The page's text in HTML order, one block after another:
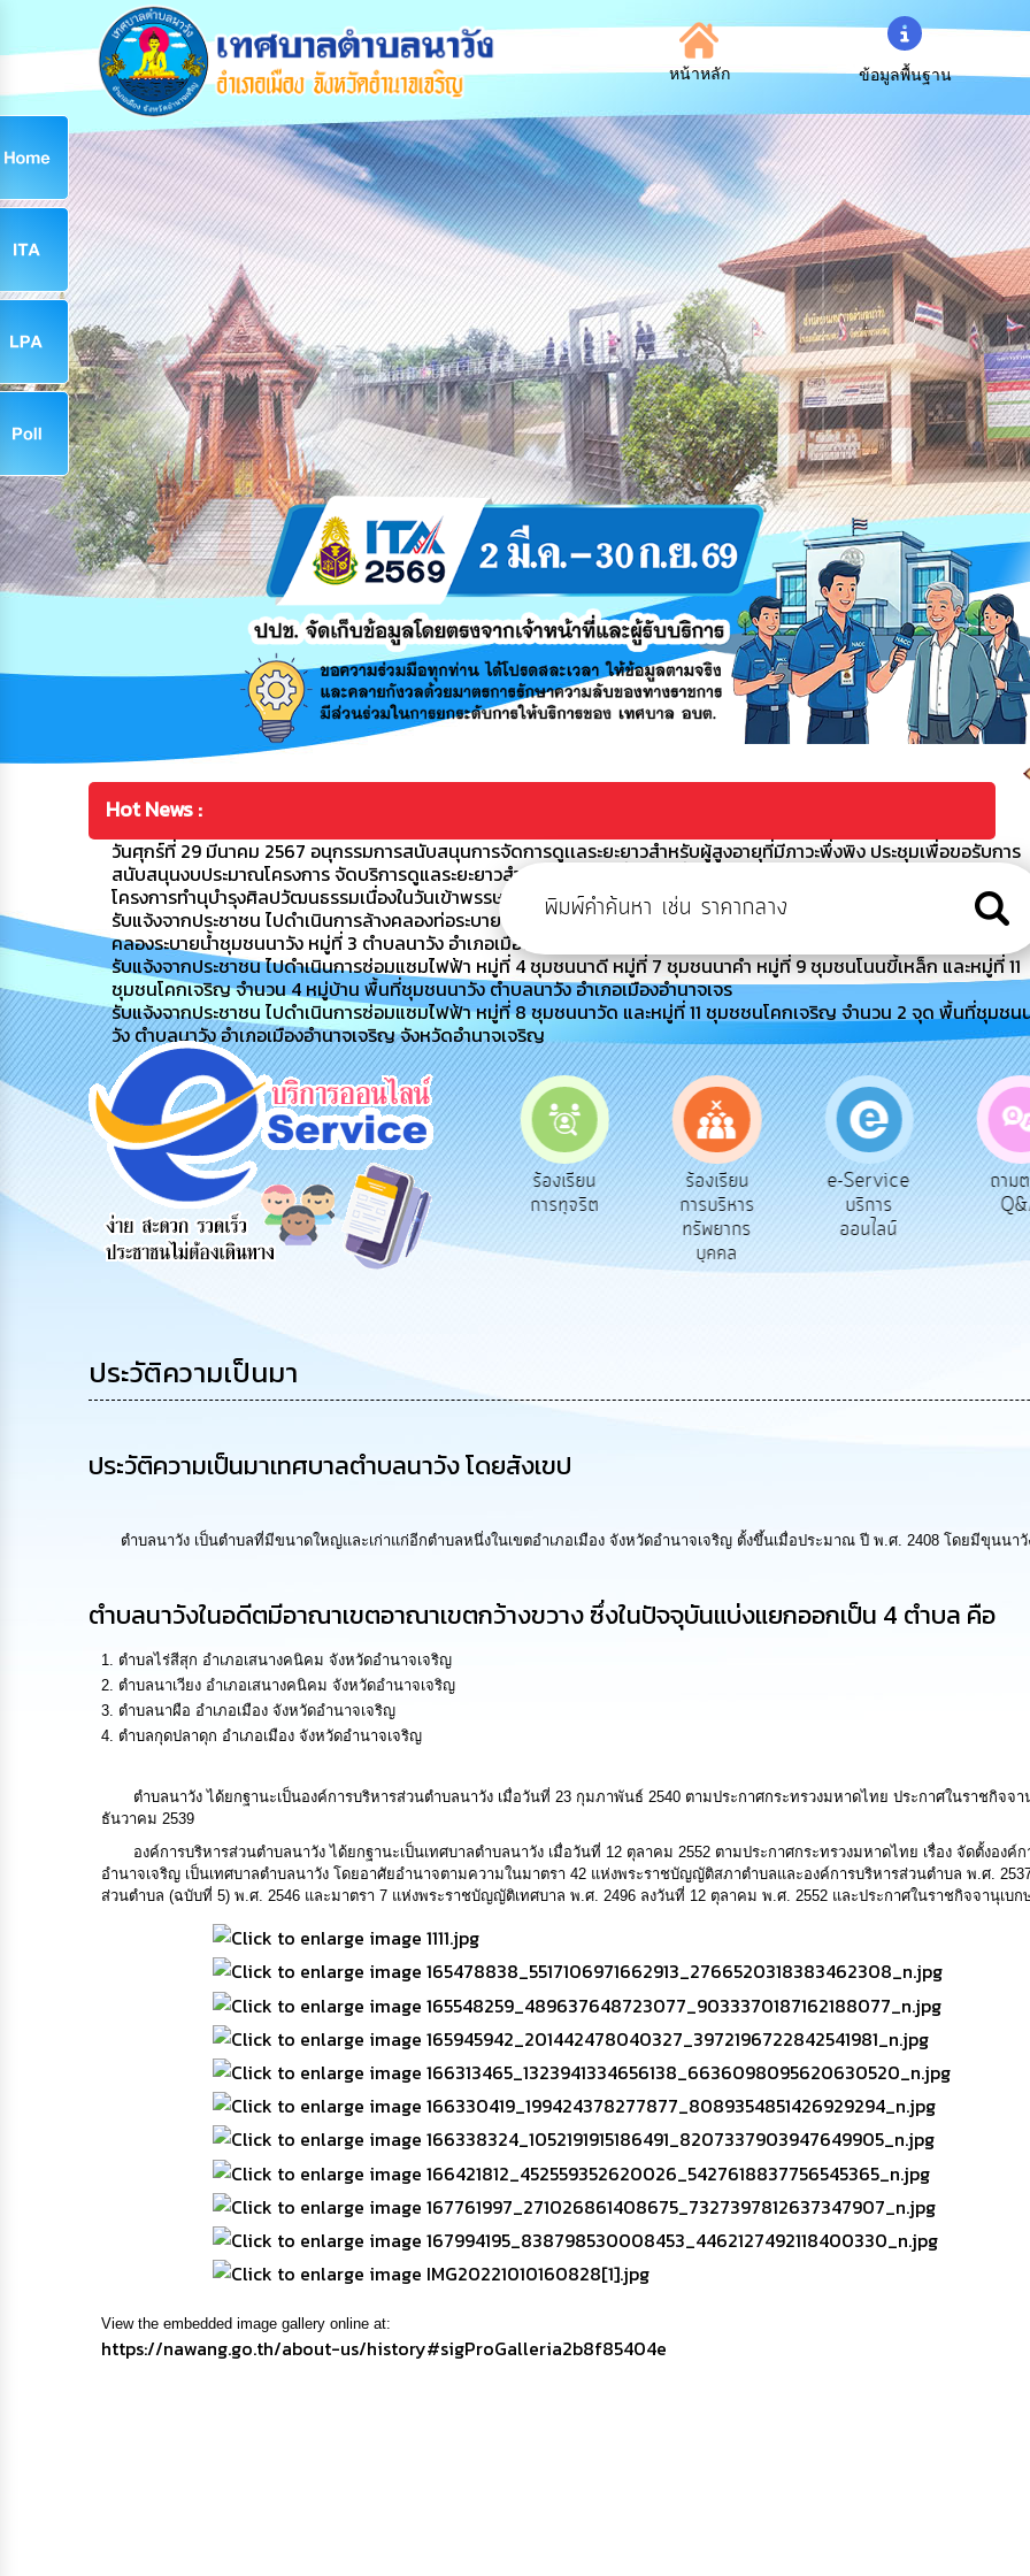
หน้าหลัก ข้อมูลพื้นฐาน
Hot News :
วันศุกร์ที่ 29 มีนาคม 2567 อนุกรรมการสนับสนุนการจัดการดูเเลระยะยาวสำหรับผู้สูงอายุที่มีภาวะพึ่งพิง ประชุมเพื่อขอรับการ
สนับสนุนงบประมาณโครงการ จัดบริการดูแลระยะยาวสำหรับผู้สูงอายุที่มีภาวะพึ่งพิงและบุค
โครงการทำนุบำรุงศิลปวัฒนธรรมเนื่องในวันเข้าพรรษา ประจำปีงบประมาณ พ.ศ. 2569
รับแจ้งจากประชาชน ไปดำเนินการล้างคลองท่อระบายน้ำ เจ้าหน้าที่สำนักงานเทศบาลตำบลนาวัง กองช่าง ร่วมพัฒนาแก้ไขล้าง
คลองระบายน้ำชุมชนนาวัง หมู่ที่ 3 ตำบลนาวัง อำเภอเมืองอำนาจเจริญ จังหวัดอำนาจเจริญ
รับแจ้งจากประชาชน ไปดำเนินการซ่อมแซมไฟฟ้า หมู่ที่ 4 ชุมชนนาดี หมู่ที่ 7 ชุมชนนาคำ หมู่ที่ 9 ชุมชนโนนขี้เหล็ก และหมู่ที่ 11
ชุมชนโคกเจริญ จำนวน 4 หมู่บ้าน พื้นที่ชุมชนนาวัง ตำบลนาวัง อำเภอเมืองอำนาจเจร
รับแจ้งจากประชาชน ไปดำเนินการซ่อมแซมไฟฟ้า หมู่ที่ 8 ชุมชนนาวัด และหมู่ที่ 11 ชุมชชนโคกเจริญ จำนวน 2 จุด พื้นที่ชุมชน
วัง ตำบลนาวัง อำเภอเมืองอำนาจเจริญ จังหวัดอำนาจเจริญ
สายด่วนผู้
บริหาร
รับฟังความ
คิดเห็น
ประชาชน
ร้องเรียน
ร้องทุกข์
ร้องเรียน
การทุจริต
ร้องเรียน
การบริหาร
ทรัพยากร
บุคคล
e-Service
บริการ
ออนไลน์
ถาม
ประวัติความเป็นมา
ประวัติความเป็นมาเทศบาลตำบลนาวัง โดยสังเขป
ตำบลนาวัง เป็นตำบลที่มีขนาดใหญ่และเก่าแก่อีกตำบลหนึ่งในเขตอำเภอเมือง จังหวัดอำนาจเจริญ ตั้งขึ้นเมื่อประมาณ ปี พ.ศ. 2408 โดยมีขุนนา
ตำบลนาวังในอดีตมีอาณาเขตอาณาเขตกว้างขวาง ซึ่งในปัจจุบันแบ่งแยกออกเป็น 4 ตำบล คือ
ตำบลไร่สีสุก อำเภอเสนางคนิคม จังหวัดอำนาจเจริญ
ตำบลนาเวียง อำเภอเสนางคนิคม จังหวัดอำนาจเจริญ
ตำบลนาผือ อำเภอเมือง จังหวัดอำนาจเจริญ
ตำบลกุดปลาดุก อำเภอเมือง จังหวัดอำนาจเจริญ
ตำบลนาวัง ได้ยกฐานะเป็นองค์การบริหารส่วนตำบลนาวัง เมื่อวันที่ 23 กุมภาพันธ์ 2540 ตามประกาศกระทรวงมหาดไทย ประกาศในราชกิจจา
ธันวาคม 2539
องค์การบริหารส่วนตำบลนาวัง ได้ยกฐานะเป็นเทศบาลตำบลนาวัง เมื่อวันที่ 12 ตุลาคม 2552 ตามประกาศกระทรวงมหาดไทย เรื่อง จัดตั้งองค์ก
อำนาจเจริญ เป็นเทศบาลตำบลนาวัง โดยอาศัยอำนาจตามความในมาตรา 42 แห่งพระราชบัญญัติสภาตำบลและองค์การบริหารส่วนตำบล พ.ศ.
ส่วนตำบล (ฉบับที่ 5) พ.ศ. 2546 และมาตรา 7 แห่งพระราชบัญญัติเทศบาล พ.ศ. 2496 ลงวันที่ 12 ตุลาคม พ.ศ. 2552 และประกาศในราชกิจจานุเบ
View the embedded image gallery online at:
https://nawang.go.th/about-us/history#sigProGalleria2b8f85404e